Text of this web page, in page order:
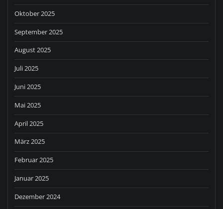
Oktober 2025
September 2025
August 2025
Juli 2025
Juni 2025
Mai 2025
April 2025
März 2025
Februar 2025
Januar 2025
Dezember 2024